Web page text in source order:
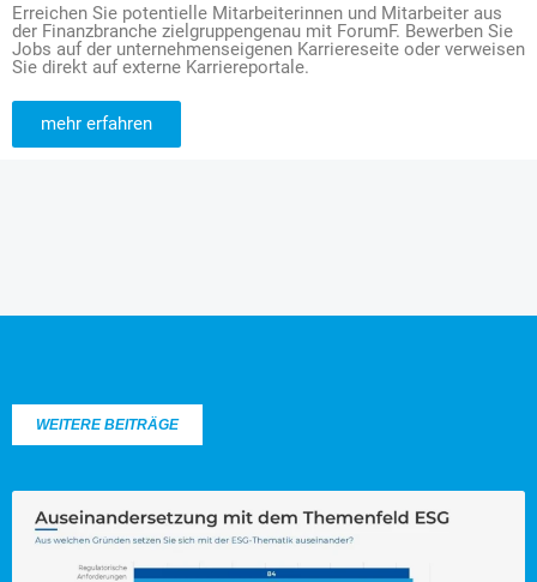
Erreichen Sie potentielle Mitarbeiterinnen und Mitarbeiter aus
der Finanzbranche zielgruppengenau mit ForumF. Bewerben Sie
Jobs auf der unternehmenseigenen Karriereseite oder verweisen
Sie direkt auf externe Karriereportale.
mehr erfahren
WEITERE BEITRÄGE